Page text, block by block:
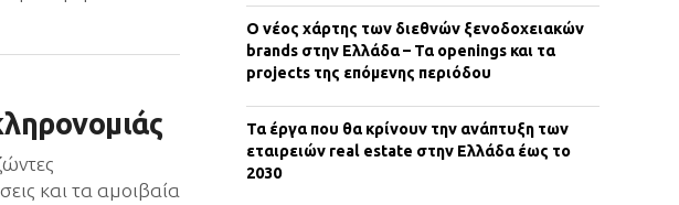
και τα αμοιβαία
Ο νέος χάρτης των διεθνών ξενοδοχειακών
brands στην Ελλάδα – Τα openings και τα
projects της επόμενης περιόδου
Τα έργα που θα κρίνουν την ανάπτυξη των
εταιρειών real estate στην Ελλάδα έως το
2030